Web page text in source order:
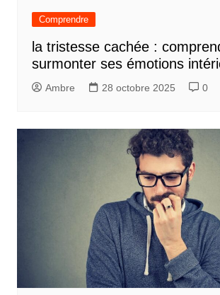
Comprendre
la tristesse cachée :
surmonter ses émotions
Ambre 28 octobre 2025 0